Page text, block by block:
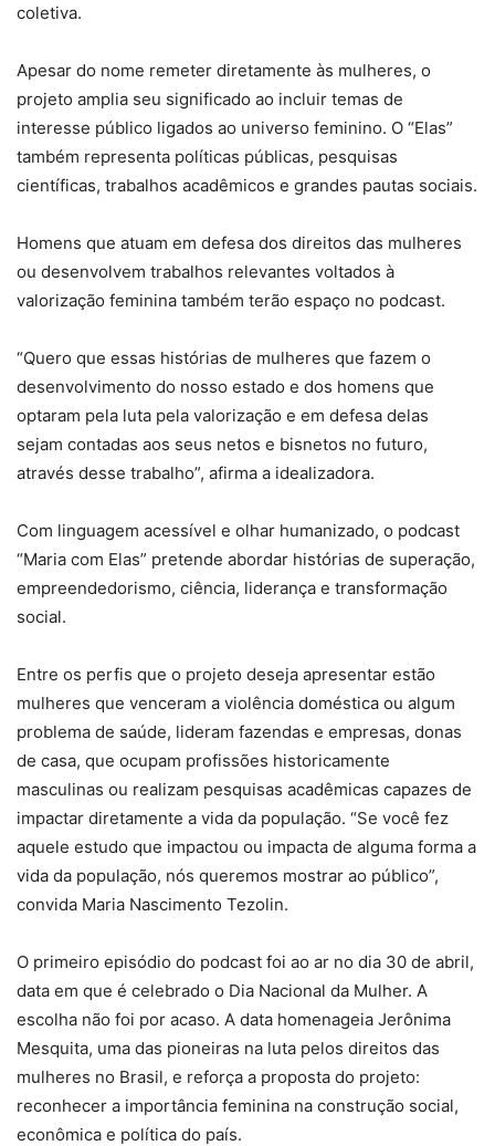
coletiva.
Apesar do nome remeter diretamente às mulheres, o
projeto amplia seu significado ao incluir temas de
interesse público ligados ao universo feminino. O “Elas”
também representa políticas públicas, pesquisas
científicas, trabalhos acadêmicos e grandes pautas sociais.
Homens que atuam em defesa dos direitos das mulheres
ou desenvolvem trabalhos relevantes voltados à
valorização feminina também terão espaço no podcast.
“Quero que essas histórias de mulheres que fazem o
desenvolvimento do nosso estado e dos homens que
optaram pela luta pela valorização e em defesa delas
sejam contadas aos seus netos e bisnetos no futuro,
através desse trabalho”, afirma a idealizadora.
Com linguagem acessível e olhar humanizado, o podcast
“Maria com Elas” pretende abordar histórias de superação,
empreendedorismo, ciência, liderança e transformação
social.
Entre os perfis que o projeto deseja apresentar estão
mulheres que venceram a violência doméstica ou algum
problema de saúde, lideram fazendas e empresas, donas
de casa, que ocupam profissões historicamente
masculinas ou realizam pesquisas acadêmicas capazes de
impactar diretamente a vida da população. “Se você fez
aquele estudo que impactou ou impacta de alguma forma a
vida da população, nós queremos mostrar ao público”,
convida Maria Nascimento Tezolin.
O primeiro episódio do podcast foi ao ar no dia 30 de abril,
data em que é celebrado o Dia Nacional da Mulher. A
escolha não foi por acaso. A data homenageia Jerônima
Mesquita, uma das pioneiras na luta pelos direitos das
mulheres no Brasil, e reforça a proposta do projeto:
reconhecer a importância feminina na construção social,
econômica e política do país.